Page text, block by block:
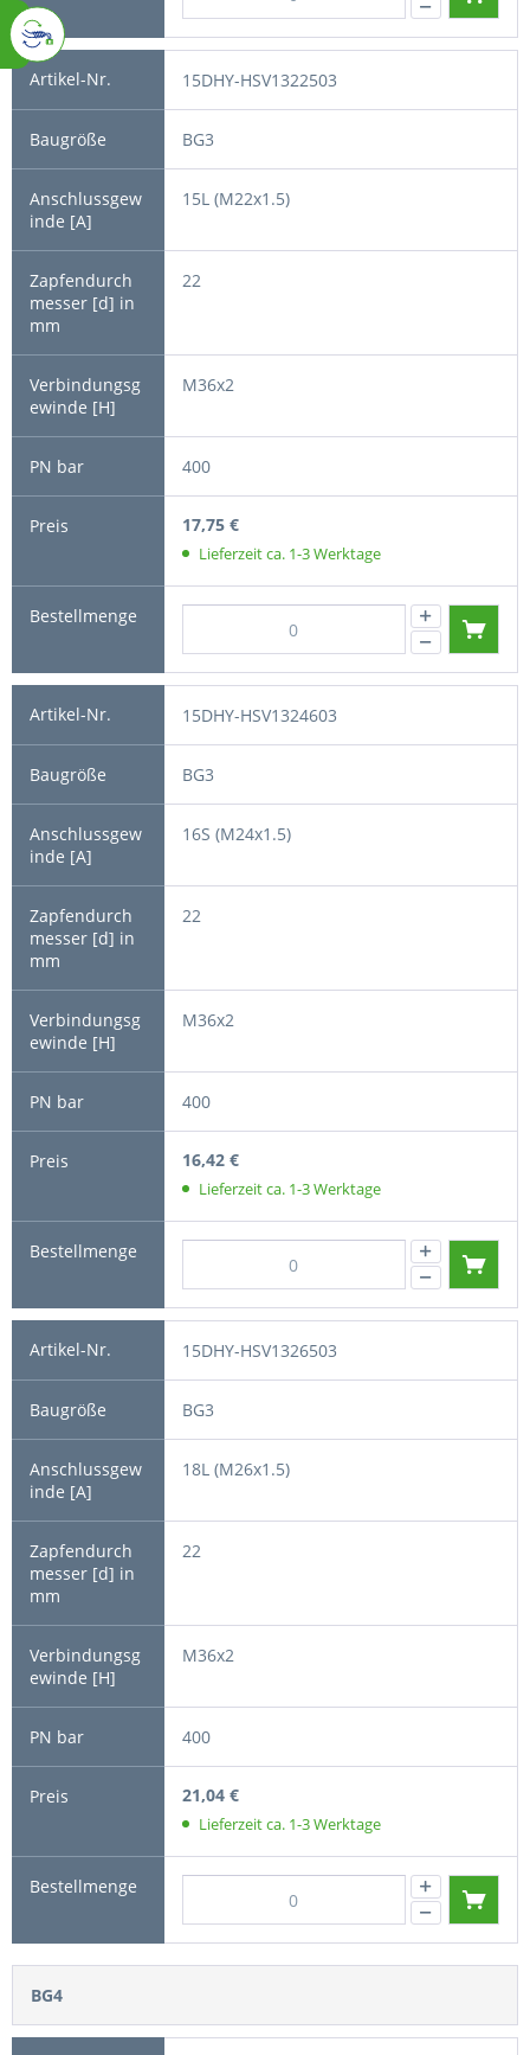
15DHY-HSV1322503
BG3
15L (M22x1.5)
22
M36x2
400
17,75 €
Lieferzeit ca. 1-3 Werktage
15DHY-HSV1324603
BG3
16S (M24x1.5)
22
M36x2
400
16,42 €
Lieferzeit ca. 1-3 Werktage
15DHY-HSV1326503
BG3
18L (M26x1.5)
22
M36x2
400
21,04 €
Lieferzeit ca. 1-3 Werktage
BG4